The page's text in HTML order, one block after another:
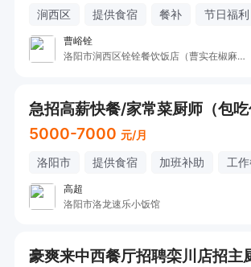
涧西区 提供食宿 餐补 节日福利
曹峪铨
洛阳市涧西区铨铨餐饮饭店（曹实在椒麻鱼.鱼杂火锅）
急招高薪快餐/家常菜厨师（包吃
5000-7000 元/月
洛阳市 提供食宿 加班补助 工
高超
洛阳市洛龙速乐小饭馆